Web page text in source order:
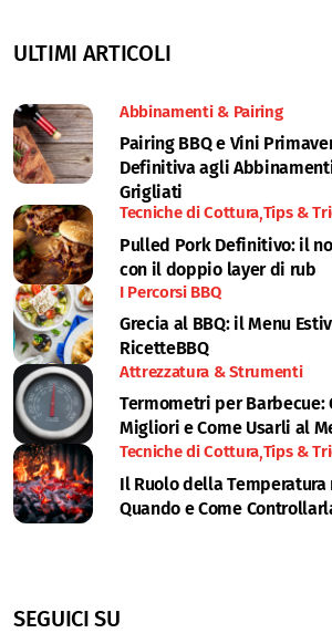
ULTIMI ARTICOLI
Abbinamenti & Pairing
Pairing BBQ e Vini
Definitiva agli
Grigliati
Tecniche di Cottura Tips &
Pulled Pork Definitivo: il
con il doppio layer di rub
I Percorsi BBQ
Grecia al BBQ: il Menu
RicetteBBQ
Attrezzatura & Strumenti
Termometri per Barbecue:
Migliori e Come Usarli al
Tecniche di Cottura Tips &
Il Ruolo della Temperatura
Quando e Come
SEGUICI SU